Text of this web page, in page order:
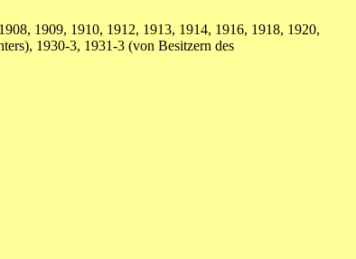
1909, 1910, 1912, 1913, 1914, 1916, 1918, 1920,
1930-3, 1931-3 (von Besitzern des